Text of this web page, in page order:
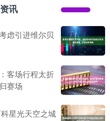
讯
虑引进维尔贝
客场行程太折
赛场
星光天空之城